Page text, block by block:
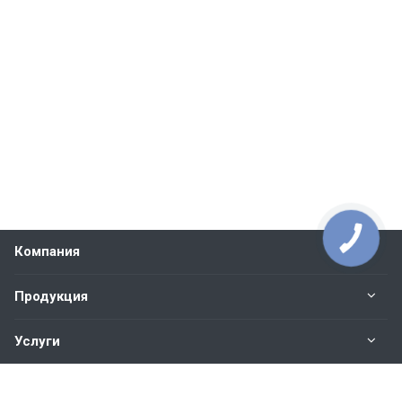
Компания
Продукция
Услуги